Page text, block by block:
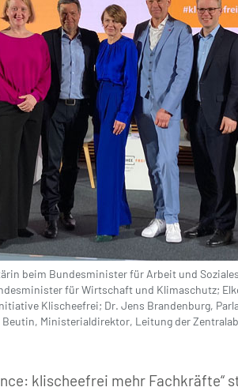
beim Bundesminister für Arbeit und
für Wirtschaft und Klimaschutz;
Klischeefrei; Dr. Jens Brandenburg,
Ministerialdirektor, Leitung der
klischeefrei mehr